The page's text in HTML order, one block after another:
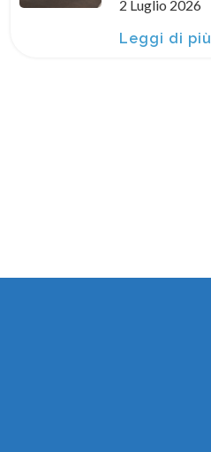
2 Luglio 2026
Leggi di più